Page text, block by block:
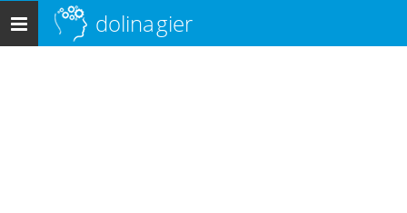
Menu
główne
dolinagier